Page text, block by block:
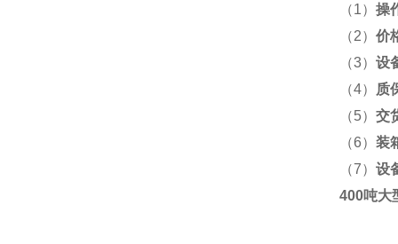
（1） 操
（2） 价
（3） 设
（4）
质
（5） 交
（6） 装
（7） 设
400吨大